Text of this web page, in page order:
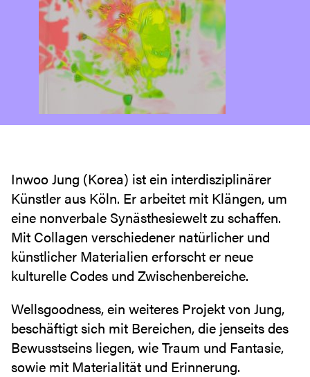
Inwoo Jung (Korea) ist ein interdisziplinärer
Künstler aus Köln. Er arbeitet mit Klängen, um
eine nonverbale Synästhesiewelt zu schaffen.
Mit Collagen verschiedener natürlicher und
künstlicher Materialien erforscht er neue
kulturelle Codes und Zwischenbereiche.
Wellsgoodness, ein weiteres Projekt von Jung,
beschäftigt sich mit Bereichen, die jenseits des
Bewusstseins liegen, wie Traum und Fantasie,
sowie mit Materialität und Erinnerung.